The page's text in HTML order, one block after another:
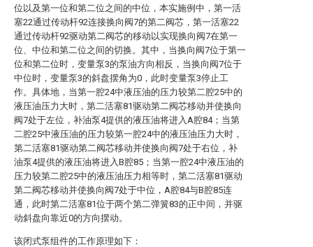
位以及第一位和第二位之间的中位，本实施例中，第一活
塞22通过传动杆92连接换向阀7的第二阀芯，第一活塞22
通过传动杆92驱动第二阀芯的移动以实现换向阀7在第一
位、中位和第二位之间的切换。其中，当换向阀7位于第一
位和第二位时，变量泵3的泵油方向相反，当换向阀7位于
中位时，变量泵3的斜盘摆角为0，此时变量泵3停止工
作。具体地，当第一腔24中液压油的压力较第二腔25中的
液压油压力大时，第二活塞81驱动第二阀芯移动并使换向
阀7处于左位，补油泵4提供的液压油将进入A腔84；当第
二腔25中液压油的压力较第一腔24中的液压油压力大时，
第二活塞81驱动第二阀芯移动并使换向阀7处于右位，补
油泵4提供的液压油将进入B腔85；当第一腔24中液压油的
压力较第二腔25中的液压油压力相等时，第二活塞81驱动
第二阀芯移动并使换向阀7处于中位，A腔84与B腔85连
通，此时第二活塞81位于两个第二弹簧83的正中间，并驱
动斜盘向靠近0的方向摆动。
该闭式泵组件的工作原理如下：